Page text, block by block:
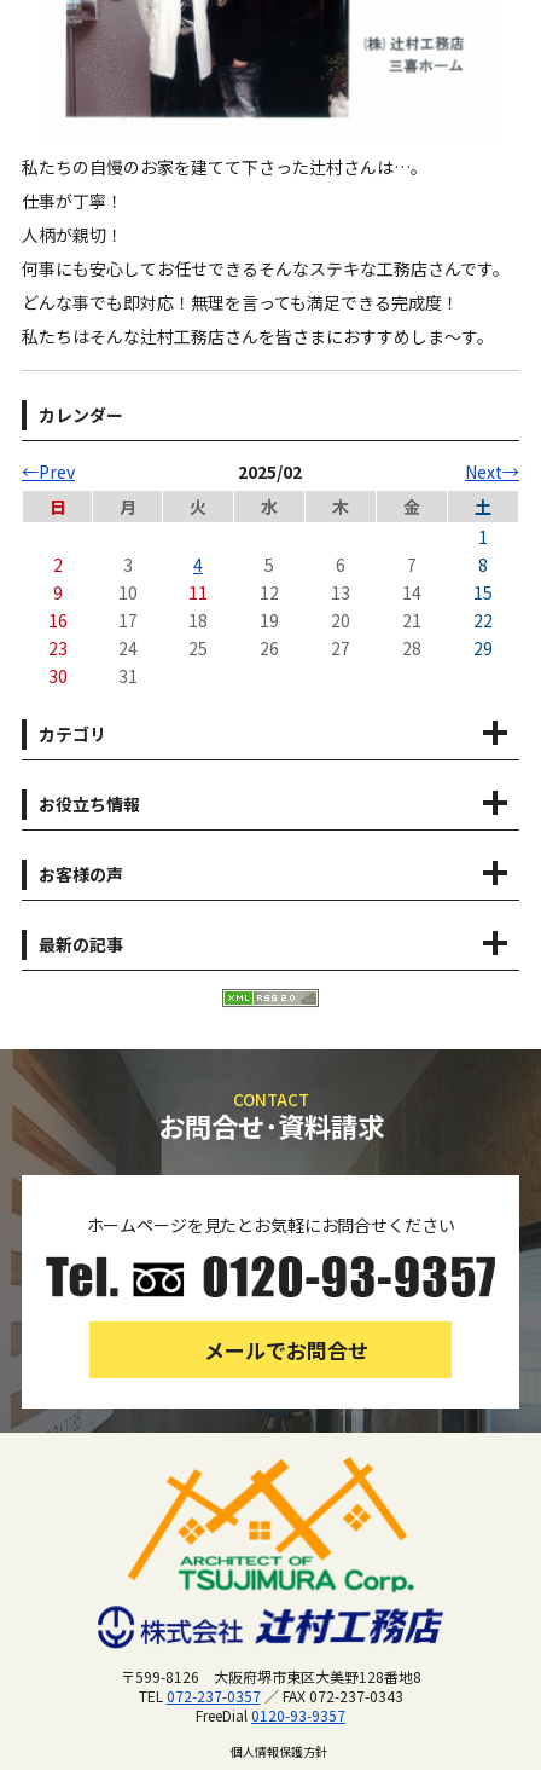
私たちの自慢のお家を建てて下さった辻村さんは…。
仕事が丁寧！
人柄が親切！
何事にも安心してお任せできるそんなステキな工務店さんです。
どんな事でも即対応！無理を言っても満足できる完成度！
私たちはそんな辻村工務店さんを皆さまにおすすめしま～す。
カレンダー
←Prev 2025/02
Next→
日
月 火 水 木 金
土
1
2
3 4 5 6 7
8
9
10 11 12 13 14
15
16
17 18 19 20 21
22
23
24 25 26 27 28
29
30
31
カテゴリ
お役立ち情報
お客様の声
最新の記事
CONTACT
お問合せ･資料請求
ホームページを見たとお気軽にお問合せください
メールでお問合せ
〒599-8126 大阪府堺市東区大美野128番地8
TEL 072-237-0357／ FAX 072-237-0343
FreeDial 0120-93-9357
個人情報保護方針